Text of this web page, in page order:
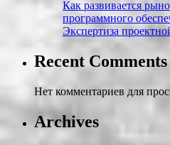
Как развивается
программного
Экспертиза
Recent Comments
Нет комментариев для
Archives